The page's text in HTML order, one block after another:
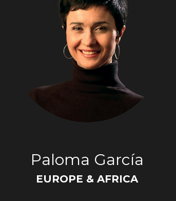
Paloma García
EUROPE & AFRICA